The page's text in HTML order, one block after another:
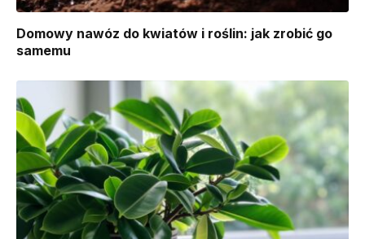
Domowy nawóz do kwiatów i roślin: jak zrobić go
samemu